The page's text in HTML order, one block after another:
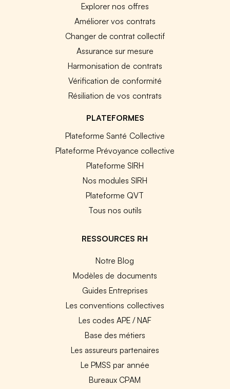
Explorer nos offres
Améliorer vos contrats
Changer de contrat collectif
Assurance sur mesure
Harmonisation de contrats
Vérification de conformité
Résiliation de vos contrats
PLATEFORMES
Plateforme Santé Collective
Plateforme Prévoyance collective
Plateforme SIRH
Nos modules SIRH
Plateforme QVT
Tous nos outils
RESSOURCES RH
Notre Blog
Modèles de documents
Guides Entreprises
Les conventions collectives
Les codes APE / NAF
Base des métiers
Les assureurs partenaires
Le PMSS par année
Bureaux CPAM